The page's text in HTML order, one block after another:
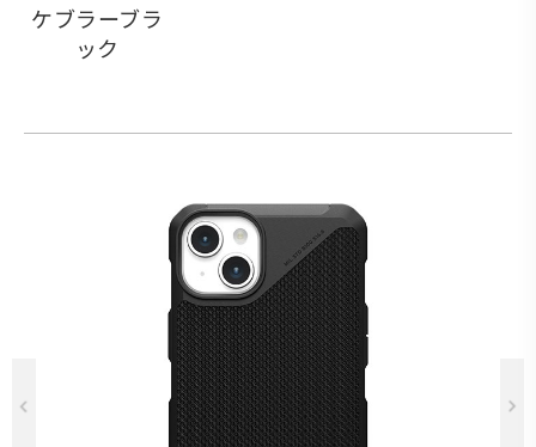
ケブラーブラ
ック
Previous